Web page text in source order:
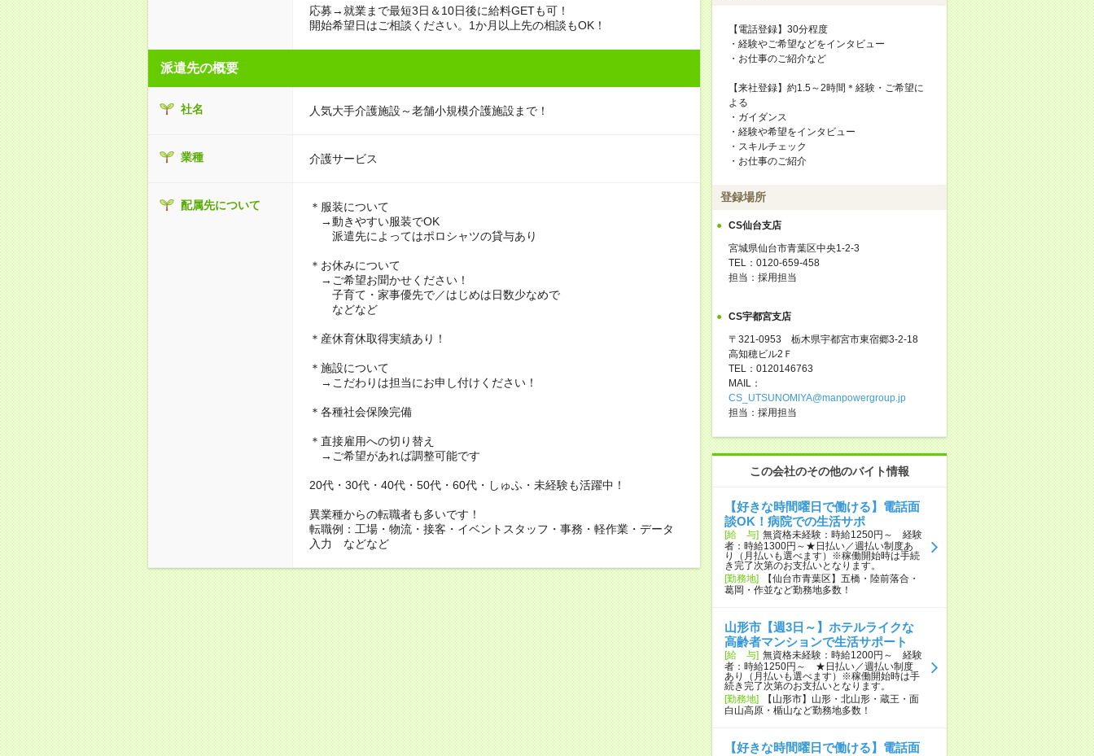
応募→就業まで最短3日＆10日後に給料GETも可！
開始希望日はご相談ください。1か月以上先の相談もOK！
派遣先の概要
社名 人気大手介護施設～老舗小規模介護施設まで！
業種 介護サービス
配属先について
＊服装について
→動きやすい服装でOK
派遣先によってはポロシャツの貸与あり
＊お休みについて
→ご希望お聞かせください！
子育て・家事優先で／はじめは日数少なめで
などなど
＊産休育休取得実績あり！
＊施設について
→こだわりは担当にお申し付けください！
＊各種社会保険完備
＊直接雇用への切り替え
→ご希望があれば調整可能です
20代・30代・40代・50代・60代・しゅふ・未経験も活躍中！
異業種からの転職者も多いです！
転職例：工場・物流・接客・イベントスタッフ・事務・軽作業・データ
入力 などなど
【電話登録】30分程度
・経験やご希望などをインタビュー
・お仕事のご紹介など
【来社登録】約1.5～2時間＊経験・ご希望に
よる
・ガイダンス
・経験や希望をインタビュー
・スキルチェック
・お仕事のご紹介
登録場所
CS仙台支店
宮城県仙台市青葉区中央1-2-3
TEL：0120-659-458
担当：採用担当
CS宇都宮支店
〒321-0953 栃木県宇都宮市東宿郷3-2-18
高知穂ビル2Ｆ
TEL：0120146763
MAIL：
CS_UTSUNOMIYA@manpowergroup.jp
担当：採用担当
この会社のその他のバイト情報
【好きな時間曜日で働ける】電話面
談OK！病院での生活サポ
[給 与] 無資格未経験：時給1250円～ 経験
者：時給1300円～★日払い／週払い制度あ
り（月払いも選べます）※稼働開始時は手続
き完了次第のお支払いとなります。
[勤務地]
【仙台市青葉区】五橋・陸前落合・
葛岡・作並など勤務地多数！
山形市【週3日～】ホテルライクな
高齢者マンションで生活サポート
[給 与] 無資格未経験：時給1200円～ 経験
者：時給1250円～ ★日払い／週払い制度
あり（月払いも選べます）※稼働開始時は手
続き完了次第のお支払いとなります。
[勤務地]
【山形市】山形・北山形・蔵王・面
白山高原・楯山など勤務地多数！
【好きな時間曜日で働ける】電話面